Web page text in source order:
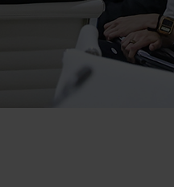
con otra información